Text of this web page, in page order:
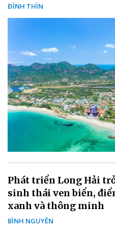
ĐÌNH THÌN
Phát triển Long Hải
sinh thái ven biển,
xanh và thông minh
BÌNH NGUYÊN